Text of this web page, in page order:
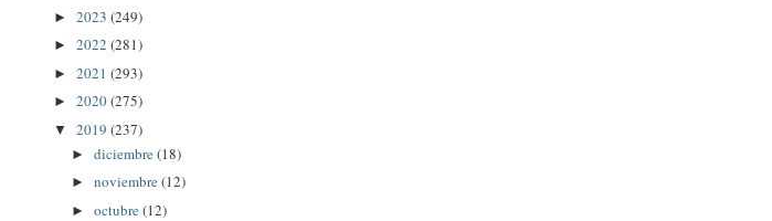
► 2023 (249)
► 2022 (281)
► 2021 (293)
► 2020(275)
▼ 2019 (237)
► diciembre(18)
► noviembre(12)
► octubre(12)